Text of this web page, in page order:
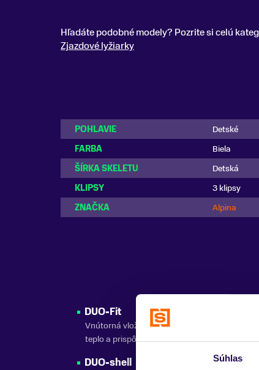
Súhlas
Hľadáte podobné modely? Pozrite si celú
Zjazdové lyžiarky
POHLAVIE Detské
FARBA
Biela
ŠÍRKA SKELETU
Detská
KLIPSY
3 klipsy
ZNAČKA
Alpina
DUO-Fit
Vnútorná vložka navrhnutá pre optimálne
teplo a prispôsobenie sa tvaru chodidla.
DUO-shell